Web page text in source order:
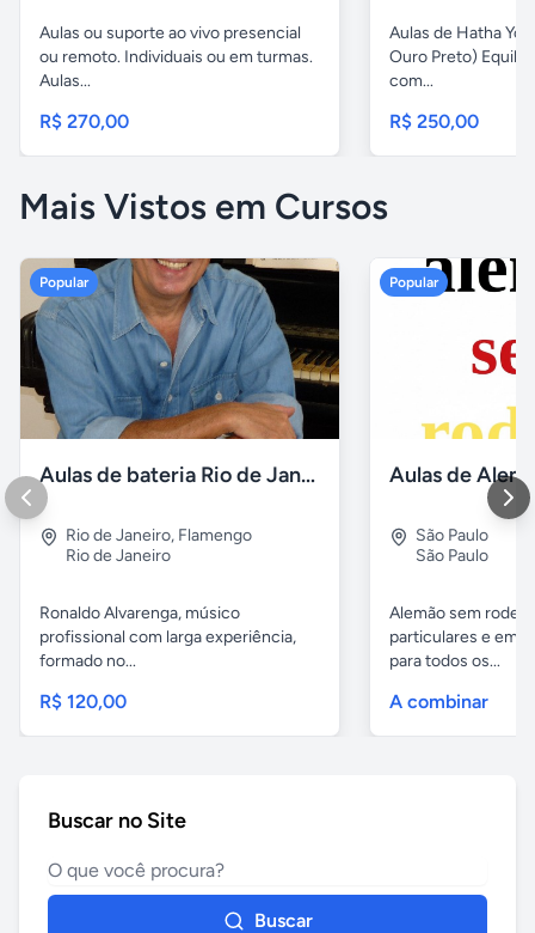
Aulas ou suporte ao vivo presencial
ou remoto. Individuais ou em turmas.
Aulas...
R$ 270,00
Aulas de Hatha
Ouro Preto)
com...
R$ 250,00
Mais Vistos em Cursos
Popular
Aulas de bateria Rio de Janeiro
Rio de Janeiro, Flamengo
Rio de Janeiro
Ronaldo Alvarenga, músico
profissional com larga experiência,
formado no...
R$ 120,00
Popular
São Paulo
São Paulo
Alemão sem
particulares e em
para todos os...
A combinar
Buscar no Site
Buscar